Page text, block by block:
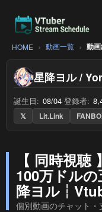
HOME 動画一覧 動
星降ヨル /
誕生日: 08/04 登録者:
𝕏
Lit.Link
【 同時視
100万ドル
降ヨル
個別動画のチャット